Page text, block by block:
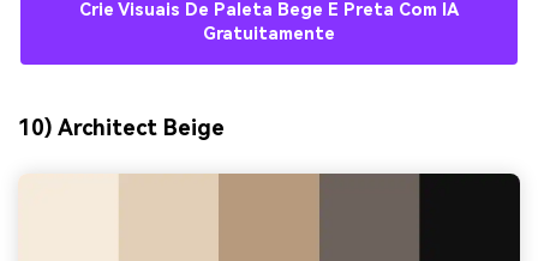
Crie Visuais De Paleta Bege E Preta Com IA
Gratuitamente
10) Architect Beige